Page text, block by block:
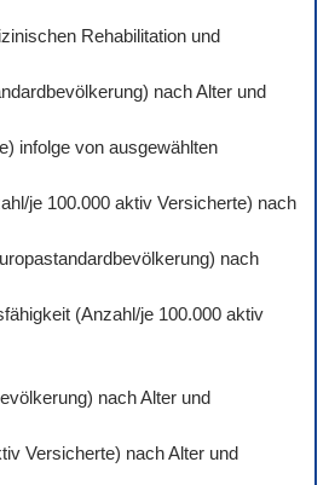
Rehabilitation und
nach Alter und
infolge von ausgewählten
je 100.000 aktiv Versicherte) nach
nach
(Anzahl/je 100.000 aktiv
nach Alter und
Versicherte) nach Alter und